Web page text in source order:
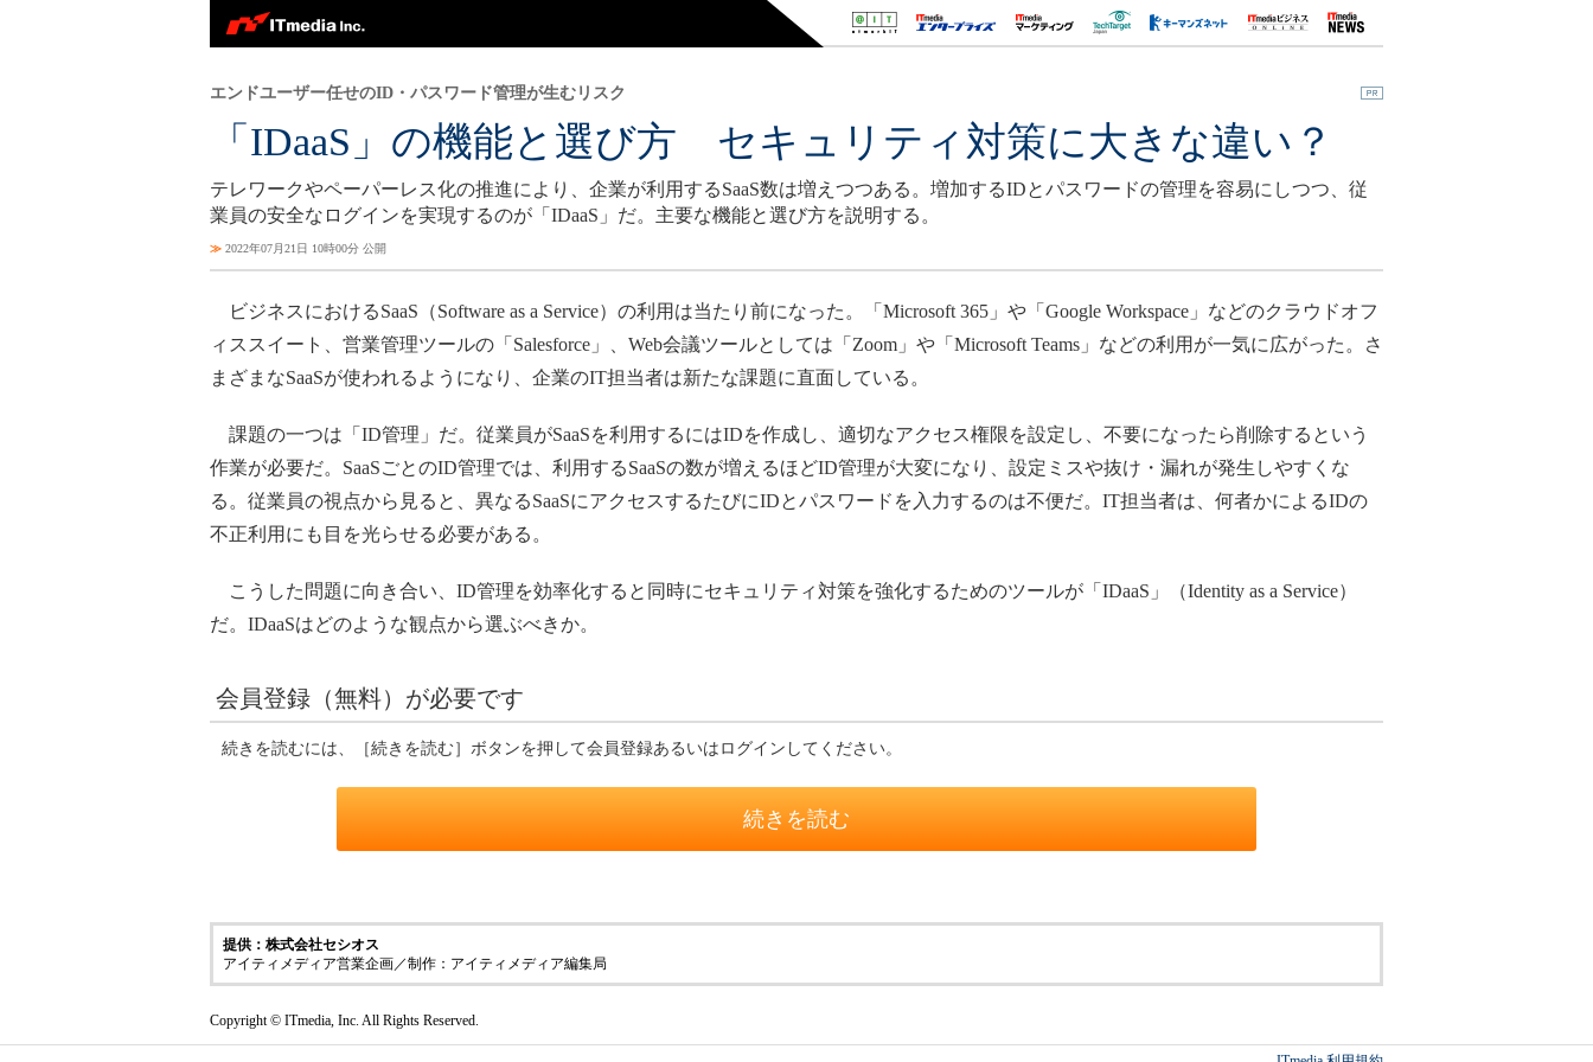
「IDaaS」の機能と選び方 セキュリティ対策に大きな違い？
エンドユーザー任せのID・パスワード管理が生むリスク
テレワークやペーパーレス化の推進により、企業が利用するSaaS数は増えつつある。増加するIDとパスワードの管理を容易にしつつ、従
業員の安全なログインを実現するのが「IDaaS」だ。主要な機能と選び方を説明する。
≫ 2022年07月21日 10時00分 公開
ビジネスにおけるSaaS（Software as a Service）の利用は当たり前になった。「Microsoft 365」や「Google Workspace」などのクラウドオフ
ィススイート、営業管理ツールの「Salesforce」、Web会議ツールとしては「Zoom」や「Microsoft Teams」などの利用が一気に広がった。さ
まざまなSaaSが使われるようになり、企業のIT担当者は新たな課題に直面している。
課題の一つは「ID管理」だ。従業員がSaaSを利用するにはIDを作成し、適切なアクセス権限を設定し、不要になったら削除するという
作業が必要だ。SaaSごとのID管理では、利用するSaaSの数が増えるほどID管理が大変になり、設定ミスや抜け・漏れが発生しやすくな
る。従業員の視点から見ると、異なるSaaSにアクセスするたびにIDとパスワードを入力するのは不便だ。IT担当者は、何者かによるIDの
不正利用にも目を光らせる必要がある。
こうした問題に向き合い、ID管理を効率化すると同時にセキュリティ対策を強化するためのツールが「IDaaS」（Identity as a Service）
だ。IDaaSはどのような観点から選ぶべきか。
会員登録（無料）が必要です
続きを読むには、［続きを読む］ボタンを押して会員登録あるいはログインしてください。
続きを読む
提供：株式会社セシオス
アイティメディア営業企画／制作：アイティメディア編集局
Copyright © ITmedia, Inc. All Rights Reserved.